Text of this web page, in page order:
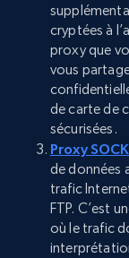
cryptées à
proxy que
vous
de carte de
sécurisées.
Proxy
de données
trafic
FTP. C’est
où le trafic